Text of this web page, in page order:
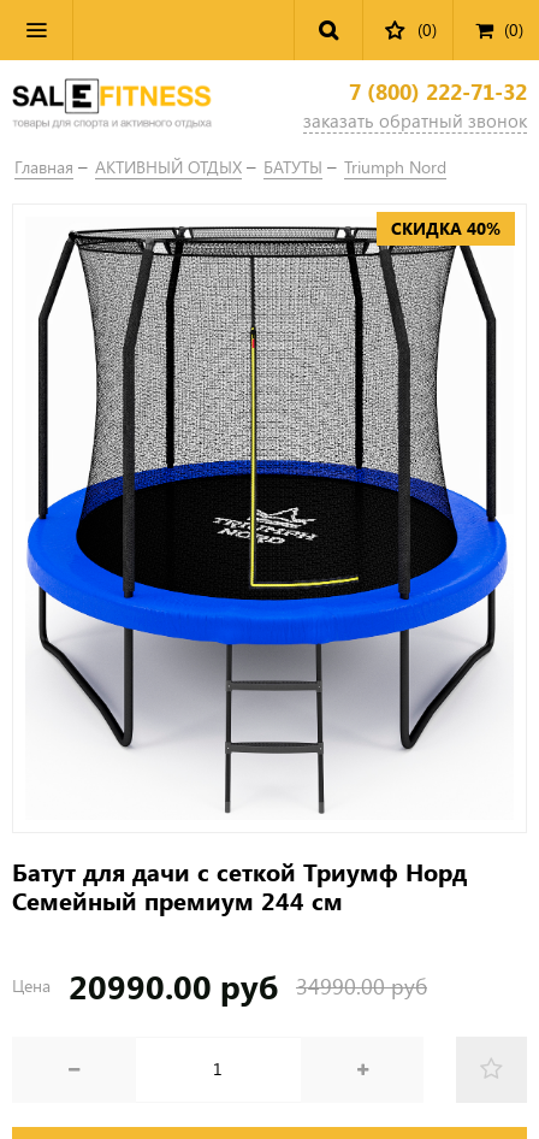
(0) (0)
7 (800) 222-71-32
заказать обратный звонок
Главная АКТИВНЫЙ ОТДЫХ БАТУТЫ Triumph Nord
СКИДКА 40%
Батут для дачи с сеткой Триумф Норд
Семейный премиум 244 см
Цена 20990.00 руб 34990.00 руб